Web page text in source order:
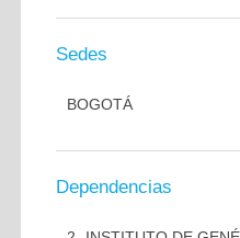
Sedes
BOGOTÁ
Dependencias